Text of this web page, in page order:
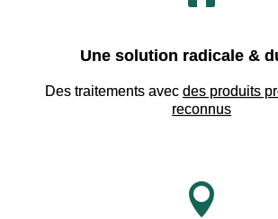
Une solution radicale &
Des traitements avec des produits
reconnus
